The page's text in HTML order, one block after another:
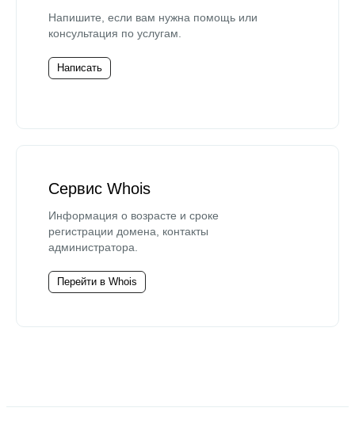
Напишите, если вам нужна помощь или
консультация по услугам.
Написать
Сервис Whois
Информация о возрасте и сроке
регистрации домена, контакты
администратора.
Перейти в Whois